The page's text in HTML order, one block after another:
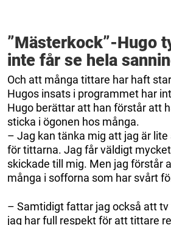
”Mästerkock”-Hugo
inte får se hela
Och att många tittare har haft
Hugos insats i programmet har
Hugo berättar att han förstår att
sticka i ögonen hos många.
– Jag kan tänka mig att jag är
för tittarna. Jag får väldigt
skickade till mig. Men jag förstår
många i sofforna som har svårt
– Samtidigt fattar jag också att tv
jag har full respekt för att tittare